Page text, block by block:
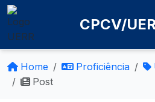
CPCV/
Home Proficiência
Post